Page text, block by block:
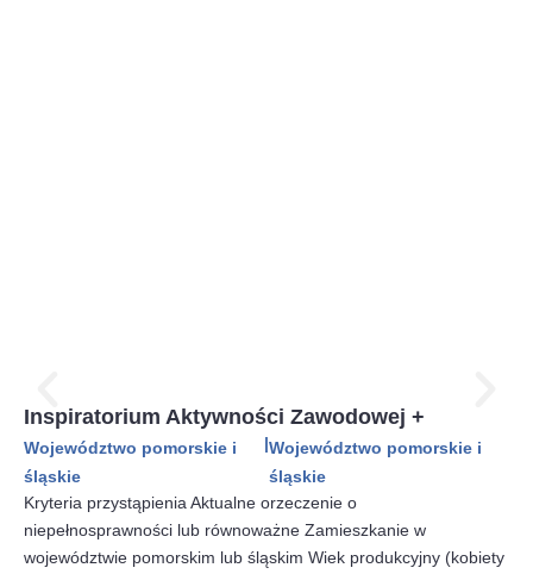
Inspiratorium Aktywności Zawodowej +
Województwo pomorskie i
śląskie
|Województwo pomorskie i
śląskie
Kryteria przystąpienia Aktualne orzeczenie o
niepełnosprawności lub równoważne Zamieszkanie w
województwie pomorskim lub śląskim Wiek produkcyjny (kobiety